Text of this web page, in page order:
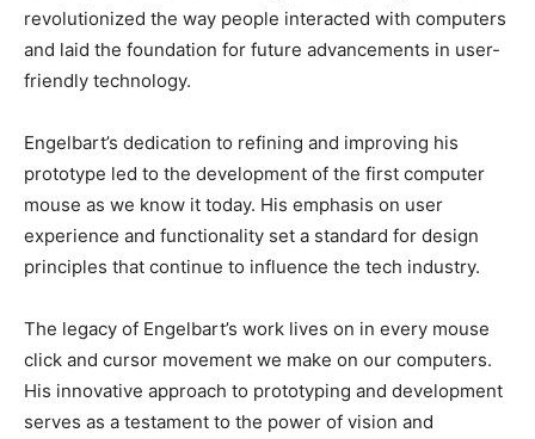
revolutionized the way people⁣ interacted with computers
and laid the foundation for future advancements ⁢in user-
friendly technology.
Engelbart’s‌ dedication ⁣to ‌refining‍ and ‍improving his
prototype led to ​the development of⁣ the first computer
mouse‌ as we know‍ it today. ‍His emphasis on⁣ user
experience and⁢ functionality set ‍a standard‌ for design
principles⁣ that⁤ continue to⁤ influence the tech ‍industry.
The legacy ‍of Engelbart’s work lives on in every mouse
click and cursor movement ⁢we make on our computers.
‍His innovative approach to prototyping and development
serves⁤ as a testament to the power of vision ‍and